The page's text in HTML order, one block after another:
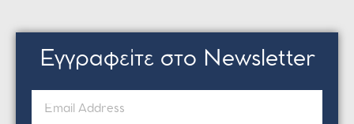
Εγγραφείτε στο Newsletter